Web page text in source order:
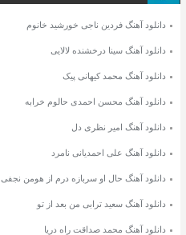
دانلود آهنگ فردین ناجی خورشید خانوم
دانلود آهنگ سینا درخشنده لالایی
دانلود آهنگ محمد کیهانی پیک
دانلود آهنگ محسن احمدی حالوم خرابه
دانلود آهنگ امیر نظری دل
دانلود آهنگ علی احمدیانی نامرد
دانلود آهنگ حال او سربازه درم از هومن نجفی
دانلود آهنگ سعید ترابی من بعد از تو
دانلود آهنگ محمد صداقت راه دریا